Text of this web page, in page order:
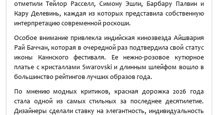
отметили Тейлор Расселл, Симону Эшли, Барбару Палвин и
Кару Делевинь, каждая из которых представила собственную
интерпретацию современной роскоши.
Особое внимание привлекла индийская кинозвезда Айшвария
Рай Баччан, которая в очередной раз подтвердила свой статус
иконы Каннского фестиваля. Ее нежно-розовое кутюрное
платье с кристаллами Swarovski и длинным шлейфом вошло в
большинство рейтингов лучших образов года.
По мнению модных критиков, красная дорожка 2026 года
стала одной из самых стильных за последнее десятилетие.
Дизайнеры сделали ставку на элегантность, индивидуальность